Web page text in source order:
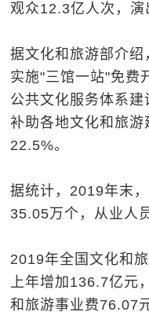
观众12.3亿人次，演
据文化和旅游部介
实施"三馆一站"免费
公共文化服务体系
补助各地文化和旅
22.5%。
据统计，2019年末
35.05万个，从业人
2019年全国文化和
上年增加136.7亿元
和旅游事业费76.07